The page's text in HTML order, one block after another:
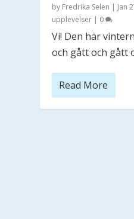
by Fredrika Selen | Jan
upplevelser | 0
Vi! Den här
och gått och gått
Read More